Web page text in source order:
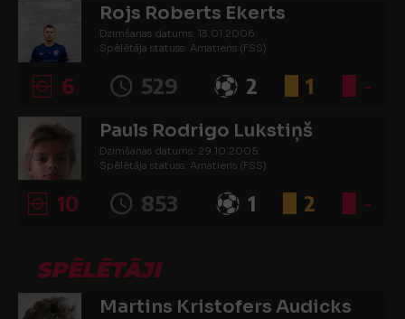
Rojs Roberts Ekerts
Dzimšanas datums: 13.01.2006.
Spēlētāja statuss: Amatieris (FSS)
6 529 2 1 -
Pauls Rodrigo Lukstiņš
Dzimšanas datums: 29.10.2005.
Spēlētāja statuss: Amatieris (FSS)
10 853 1 2 -
SPĒLĒTĀJI
Martins Kristofers Audicks